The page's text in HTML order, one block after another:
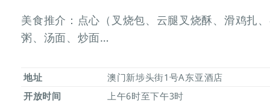
美食推介：点心（叉烧包、云腿叉烧酥、滑鸡扎
粥、汤面、炒面…
地址
澳门新埗头街1号A东亚酒店
开放时间
上午6时至下午3时